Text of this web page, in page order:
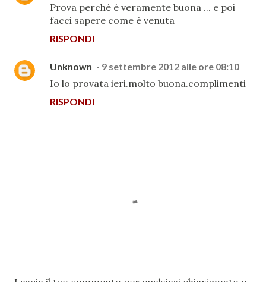
Prova perchè è veramente buona ... e poi
facci sapere come è venuta
RISPONDI
Unknown 9 settembre 2012 alle ore 08:10
Io lo provata ieri.molto buona.complimenti
RISPONDI